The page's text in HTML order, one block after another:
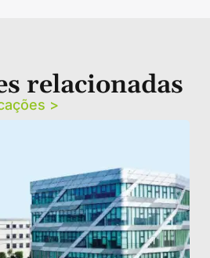
relacionadas
>